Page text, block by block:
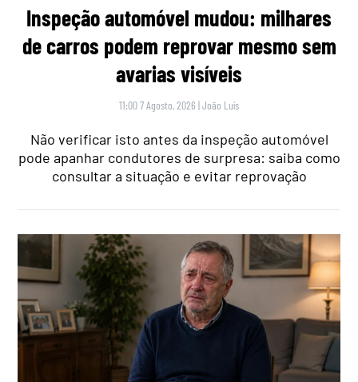
Inspeção automóvel mudou: milhares
de carros podem reprovar mesmo sem
avarias visíveis
11:00 7 Agosto, 2026 |João Luís
Não verificar isto antes da inspeção automóvel
pode apanhar condutores de surpresa: saiba como
consultar a situação e evitar reprovação